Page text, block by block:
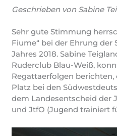
Geschrieben von Sabine
Sehr gute Stimmung
Fiume“ bei der Ehrung der
Jahres 2018. Sabine
Ruderclub Blau-Weiß,
Regattaerfolgen
Platz bei den
dem Landesentscheid der
und JtfO (Jugend trainiert